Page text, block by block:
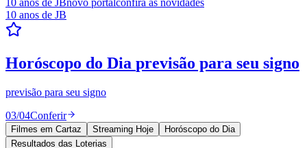
Juventude
10 anos de JBnovo portalconfira as novidades
10 anos de JB
Resultados das Loterias confira se ganhou
Mega-Sena, Quina, Lotofácil e todos os jogos. Resultado
04/04Ver resultados
Filmes em Cartaz Streaming Hoje